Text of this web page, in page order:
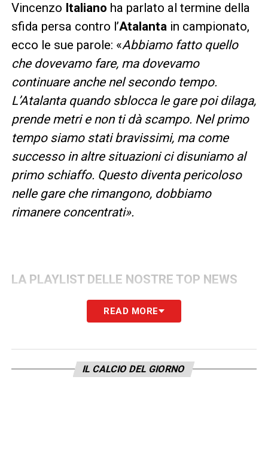
Vincenzo Italiano ha parlato al termine della
sfida persa contro l’Atalantain campionato,
ecco le sue parole: «Abbiamo fatto quello
che dovevamo fare, ma dovevamo
continuare anche nel secondo tempo.
L’Atalanta quando sblocca le gare poi dilaga,
prende metri e non ti dà scampo. Nel primo
tempo siamo stati bravissimi, ma come
successo in altre situazioni ci disuniamo al
primo schiaffo. Questo diventa pericoloso
nelle gare che rimangono, dobbiamo
rimanere concentrati».
LA PLAYLIST DELLE NOSTRE TOP NEWS
READ MORE
IL CALCIO DEL GIORNO